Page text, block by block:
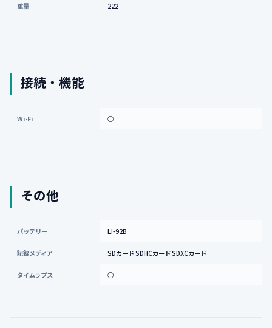
重量 222
接続・機能
Wi-Fi ○
その他
バッテリー LI-92B
記録メディア SDカード SDHCカード SDXCカード
タイムラプス ○